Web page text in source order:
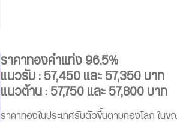
ราคาทองคำแท่ง 96.5%
แนวรับ : 57,450 และ 57,350 บาท
แนวต้าน : 57,750 และ 57,800 บาท
ราคาทองในประเทศรับตัวขึ้นตามทองโลก ในข